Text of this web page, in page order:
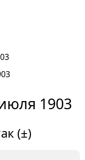
1903
(±)